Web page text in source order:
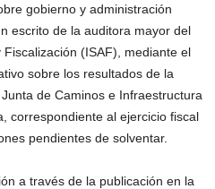
gobierno y administración
escrito de la auditora mayor del
(ISAF), mediante el
sobre los resultados de la
de Caminos e Infraestructura
correspondiente al ejercicio fiscal
pendientes de solventar.
a través de la publicación en la